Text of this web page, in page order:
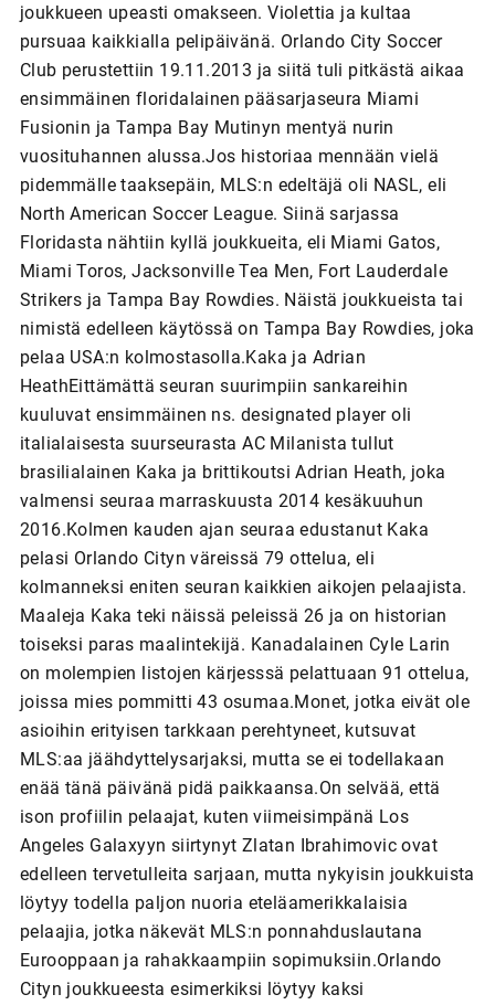
joukkueen upeasti omakseen. Violettia ja kultaa
pursuaa kaikkialla pelipäivänä. Orlando City Soccer
Club perustettiin 19.11.2013 ja siitä tuli pitkästä aikaa
ensimmäinen floridalainen pääsarjaseura Miami
Fusionin ja Tampa Bay Mutinyn mentyä nurin
vuosituhannen alussa.Jos historiaa mennään vielä
pidemmälle taaksepäin, MLS:n edeltäjä oli NASL, eli
North American Soccer League. Siinä sarjassa
Floridasta nähtiin kyllä joukkueita, eli Miami Gatos,
Miami Toros, Jacksonville Tea Men, Fort Lauderdale
Strikers ja Tampa Bay Rowdies. Näistä joukkueista tai
nimistä edelleen käytössä on Tampa Bay Rowdies, joka
pelaa USA:n kolmostasolla.Kaka ja Adrian
HeathEittämättä seuran suurimpiin sankareihin
kuuluvat ensimmäinen ns. designated player oli
italialaisesta suurseurasta AC Milanista tullut
brasilialainen Kaka ja brittikoutsi Adrian Heath, joka
valmensi seuraa marraskuusta 2014 kesäkuuhun
2016.Kolmen kauden ajan seuraa edustanut Kaka
pelasi Orlando Cityn väreissä 79 ottelua, eli
kolmanneksi eniten seuran kaikkien aikojen pelaajista.
Maaleja Kaka teki näissä peleissä 26 ja on historian
toiseksi paras maalintekijä. Kanadalainen Cyle Larin
on molempien listojen kärjesssä pelattuaan 91 ottelua,
joissa mies pommitti 43 osumaa.Monet, jotka eivät ole
asioihin erityisen tarkkaan perehtyneet, kutsuvat
MLS:aa jäähdyttelysarjaksi, mutta se ei todellakaan
enää tänä päivänä pidä paikkaansa.On selvää, että
ison profiilin pelaajat, kuten viimeisimpänä Los
Angeles Galaxyyn siirtynyt Zlatan Ibrahimovic ovat
edelleen tervetulleita sarjaan, mutta nykyisin joukkuista
löytyy todella paljon nuoria eteläamerikkalaisia
pelaajia, jotka näkevät MLS:n ponnahduslautana
Eurooppaan ja rahakkaampiin sopimuksiin.Orlando
Cityn joukkueesta esimerkiksi löytyy kaksi